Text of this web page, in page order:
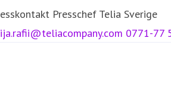
Presschef Telia Sverige
0771-77